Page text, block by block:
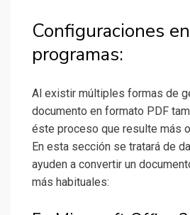
Configuraciones
programas:
Al existir múltiples formas de
documento en formato PDF
éste proceso que resulte más
En esta sección se tratará de
ayuden a convertir un
más habituales: